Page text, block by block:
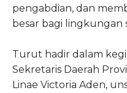
pengabdian, dan
besar bagi lingkungan
Turut hadir dalam
Sekretaris Daerah
Linae Victoria Aden,